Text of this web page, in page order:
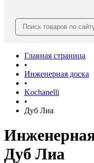
Главная страница
•
Инженерная доска
•
Kochanelli
•
Дуб Лиа
Дуб Лиа